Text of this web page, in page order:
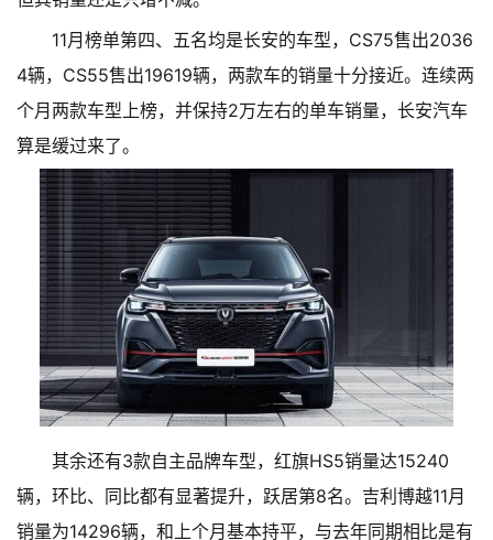
11月榜单第四、五名均是长安的车型，CS75售出2036
4辆，CS55售出19619辆，两款车的销量十分接近。连续两
个月两款车型上榜，并保持2万左右的单车销量，长安汽车
算是缓过来了。
其余还有3款自主品牌车型，红旗HS5销量达15240
辆，环比、同比都有显著提升，跃居第8名。吉利博越11月
销量为14296辆，和上个月基本持平，与去年同期相比是有